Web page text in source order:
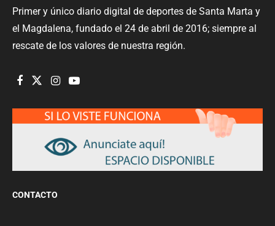
Primer y único diario digital de deportes de Santa Marta y
el Magdalena, fundado el 24 de abril de 2016; siempre al
rescate de los valores de nuestra región.
CONTACTO